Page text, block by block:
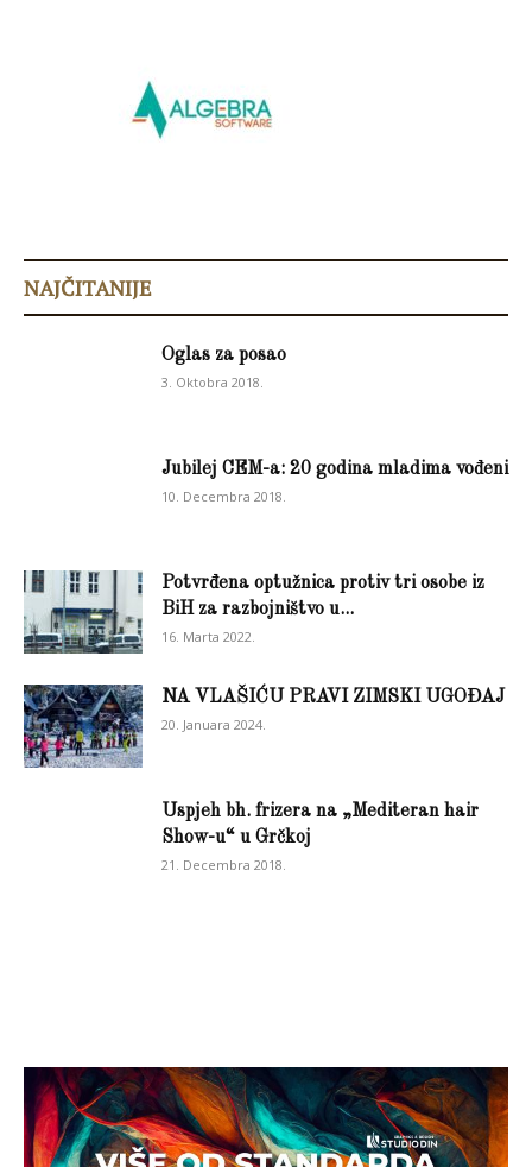
NAJČITANIJE
Oglas za posao
3. Oktobra 2018.
Jubilej CEM-a: 20 godina mladima vođeni
10. Decembra 2018.
Potvrđena optužnica protiv tri osobe iz
BiH za razbojništvo u...
16. Marta 2022.
NA VLAŠIĆU PRAVI ZIMSKI UGOĐAJ
20. Januara 2024.
Uspjeh bh. frizera na „Mediteran hair
Show-u“ u Grčkoj
21. Decembra 2018.